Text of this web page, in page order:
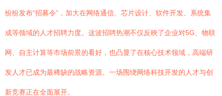
纷纷发布“招募令”，加大在网络通信、芯片设计、软件开发、系统集
成等领域的人才招聘力度。这波招聘热潮不仅反映了企业对5G、物联
网、自主计算等市场前景的看好，也凸显了在核心技术领域，高端研
发人才已成为最稀缺的战略资源。一场围绕网络科技开发的人才与创
新竞赛正在全面展开。